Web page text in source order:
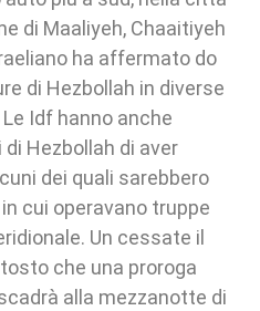
di Maaliyeh, Chaaitiyeh
ha affermato do
di Hezbollah in diverse
Idf hanno anche
Hezbollah di aver
dei quali sarebbero
cui operavano truppe
Un cessate il
che una proroga
alla mezzanotte di